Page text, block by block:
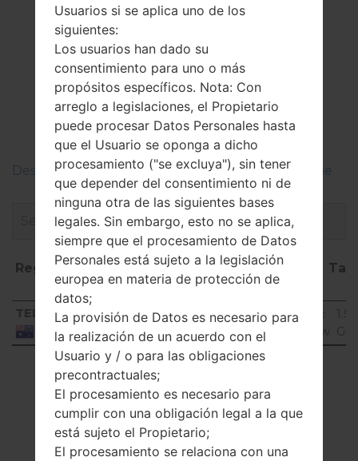
El Firmware
LGH815K(LGH815K)
akaLG G4 TD-LTE
Descripciones de regiones firmwares de LG Phone
Región
Nombre de
archivo
OS
Región Nombre de archivo OS
TEL
Australia
H815K20C_00_0216.kdz Android 6.0.x
Marshmallow
1.59
GiB
Showing 1 to 1 of 1 entries
Previous 1 Next
Usuarios si se aplica uno de los
siguientes:
Los usuarios han dado su
consentimiento para uno o más
propósitos específicos. Nota: Con
arreglo a legislaciones, el Propietario
puede procesar Datos Personales hasta
que el Usuario se oponga a dicho
procesamiento ("se excluya"), sin tener
que depender del consentimiento ni de
ninguna otra de las siguientes bases
legales. Sin embargo, esto no se aplica,
siempre que el procesamiento de Datos
Personales está sujeto a la legislación
europea en materia de protección de
datos;
La provisión de Datos es necesario para
la realización de un acuerdo con el
Usuario y / o para las obligaciones
precontractuales;
El procesamiento es necesario para
cumplir con una obligación legal a la que
está sujeto el Propietario;
El procesamiento se relaciona con una